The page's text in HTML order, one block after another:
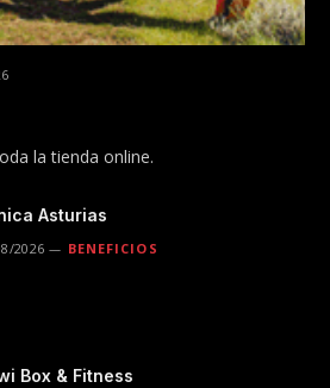
la tienda online.
Asturias
2026 BENEFICIOS
Box & Fitness